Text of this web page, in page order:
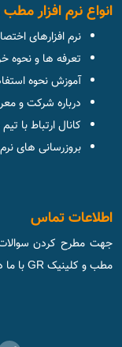
انواع نرم افزار
نرم افزارهای
تعرفه ها و نحوه
آموزش نحوه
درباره شرکت و
کانال ارتباط با تیم
بروزرسانی های نرم
اطلاعات تماس
جهت مطرح کردن سوالات
مطب و کلینیک GR با ما در ارتباط باشید.